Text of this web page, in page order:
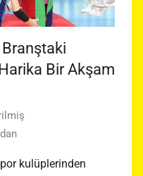
Branştaki
Bir Akşam
kulüplerinden